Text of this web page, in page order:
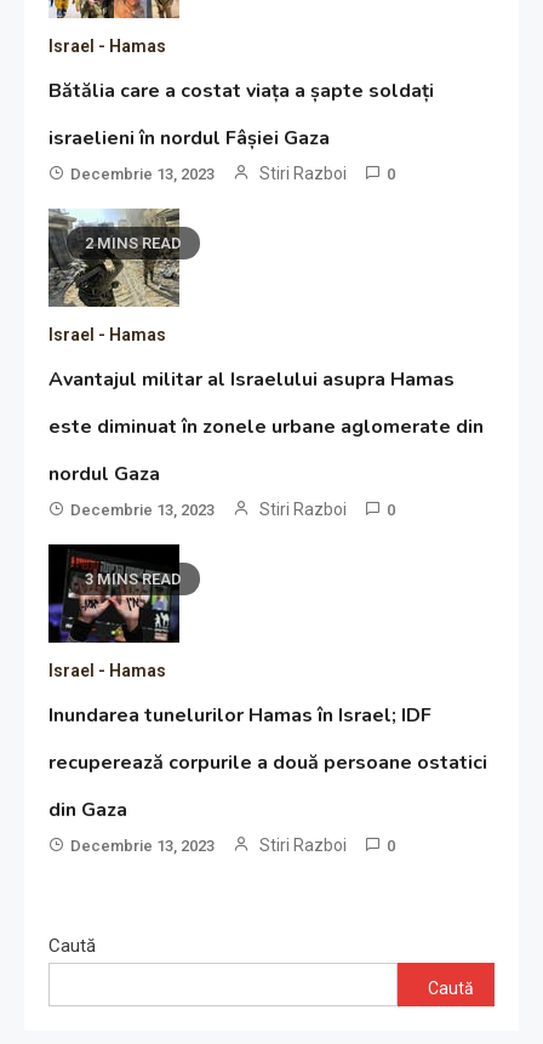
Israel - Hamas
Bătălia care a costat viața a șapte soldați
israelieni în nordul Fâșiei Gaza
Decembrie 13, 2023 Stiri Razboi 0
2 MINS READ
Israel - Hamas
Avantajul militar al Israelului asupra Hamas
este diminuat în zonele urbane aglomerate din
nordul Gaza
Decembrie 13, 2023 Stiri Razboi 0
3 MINS READ
Israel - Hamas
Inundarea tunelurilor Hamas în Israel; IDF
recuperează corpurile a două persoane ostatici
din Gaza
Decembrie 13, 2023 Stiri Razboi 0
Caută
Caută